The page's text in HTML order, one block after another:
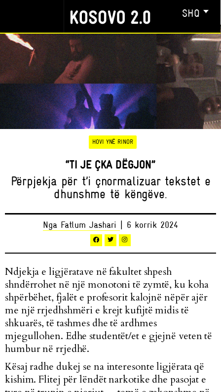
SHQ
HOVI YNË RINOR
“TI JE ÇKA DËGJON”
Përpjekja për t’i çnormalizuar tekstet e
dhunshme të këngëve.
Nga Fatlum Jashari | 6 korrik 2024
Ndjekja e ligjëratave në fakultet shpesh
shndërrohet në një monotoni të zymtë, ku koha
shpërbëhet, fjalët e profesorit kalojnë nëpër ajër
me një rrjedhshmëri e krejt kufijtë midis të
shkuarës, të tashmes dhe të ardhmes
mjegullohen. Edhe studentët/et e gjejnë veten të
humbur në rrjedhë.
Kësaj radhe dukej se na interesonte ligjërata që
kishim. Flitej për lëndët narkotike dhe pasojat e